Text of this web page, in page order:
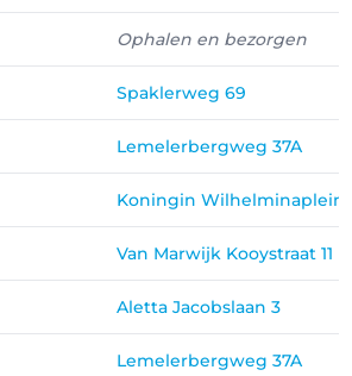
Ophalen en bezorgen
Spaklerweg 69
Lemelerbergweg 37A
Koningin Wilhelminaplein
Van Marwijk Kooystraat 11
Aletta Jacobslaan 3
Lemelerbergweg 37A